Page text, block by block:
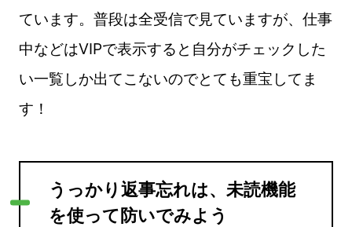
ています。普段は全受信で見ていますが、仕事
中などはVIPで表示すると自分がチェックした
い一覧しか出てこないのでとても重宝してま
す！
うっかり返事忘れは、未読機能
を使って防いでみよう